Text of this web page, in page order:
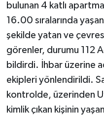
bulunan 4 katlı
16.00 sıralarında
şekilde yatan ve
görenler, durumu 112
bildirdi. İhbar üzerine
ekipleri yönlendirildi.
kontrolde, üzerinden
kimlik çıkan kişinin